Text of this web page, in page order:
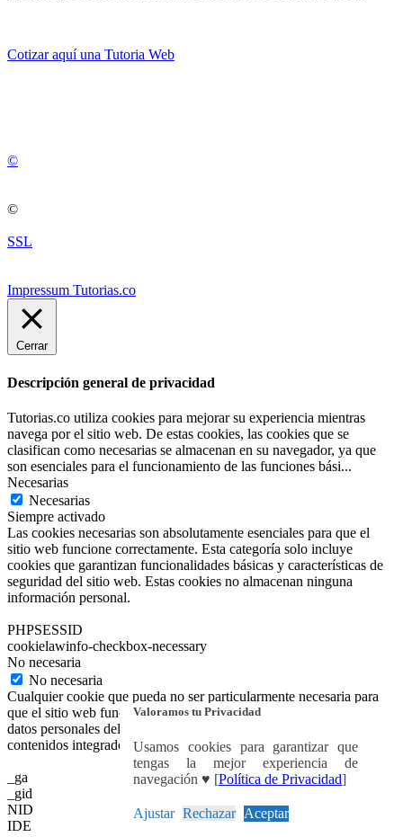
Cotizar aquí una Tutoria Web
©
©
SSL
Impressum Tutorias.co
Valoramos tu Privacidad
Usamos cookies para garantizar que
tengas la mejor experiencia de
navegación ♥ [Política de Privacidad]
Ajustar Rechazar Aceptar
Cerrar
Descripción general de privacidad
Tutorias.co utiliza cookies para mejorar su experiencia mientras
navega por el sitio web. De estas cookies, las cookies que se
clasifican como necesarias se almacenan en su navegador, ya que
son esenciales para el funcionamiento de las funciones bási...
Necesarias
Necesarias
Siempre activado
Las cookies necesarias son absolutamente esenciales para que el
sitio web funcione correctamente. Esta categoría solo incluye
cookies que garantizan funcionalidades básicas y características de
seguridad del sitio web. Estas cookies no almacenan ninguna
información personal.
PHPSESSID
cookielawinfo-checkbox-necessary
No necesaria
No necesaria
Cualquier cookie que pueda no ser particularmente necesaria para
que el sitio web funcione y se utilice específicamente para recopilar
datos personales del usuario a través de análisis, anuncios y otros
contenidos integrados se denomina cookie no necesaria.
_ga
_gid
NID
IDE